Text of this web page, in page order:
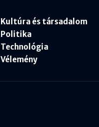
Kultúra és társadalom
Politika
Technológia
Vélemény